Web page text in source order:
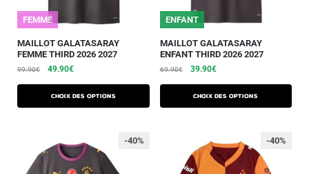
FEMME
MAILLOT GALATASARAY
FEMME THIRD 2026 2027
99.90€ 49.90€
Choix des options
25/26
ENFANT
MAILLOT GALATASARAY
ENFANT THIRD 2026 2027
69.90€ 39.90€
Choix des options
-40% -40%